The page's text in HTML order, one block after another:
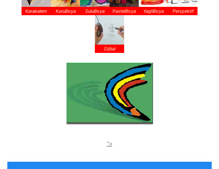
Karakalem KuruBoya SuluBoya PastelBoya YagliBoya Perspektif
Dijital
“>